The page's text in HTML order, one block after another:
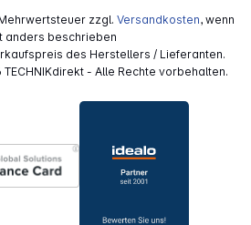
zzgl. Versandkosten, wenn
anders beschrieben
des Herstellers / Lieferanten.
- Alle Rechte vorbehalten.